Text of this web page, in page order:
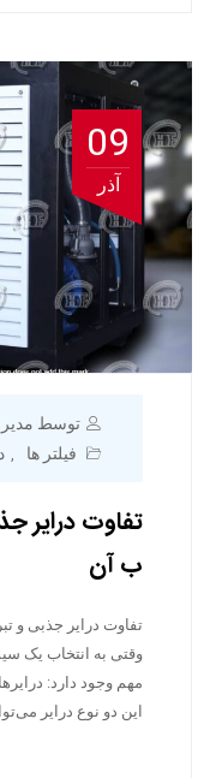
09
آذر
توسط
فیلتر ها
,
تفاوت درایر
ب آن
تفاوت درایر جذبی و
وقتی به انتخاب یک
مهم وجود دارد:
این دو نوع درایر